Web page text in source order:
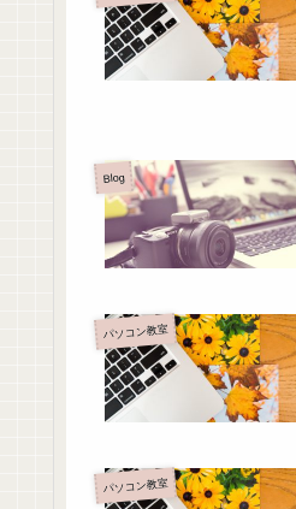
Blog
パソコン教室
パソコン教室